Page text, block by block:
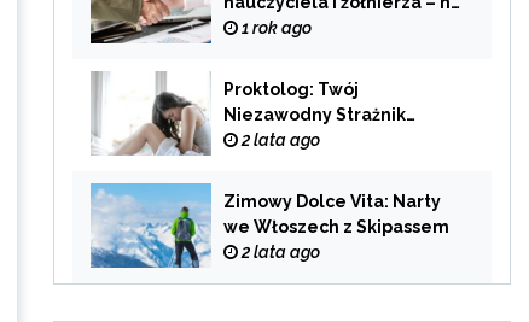
co zwrócić uwagę przy
1 rok ago
Proktolog: Twój
Niezawodny Strażnik
Zdrowia Układu
2 lata ago
Zimowy Dolce Vita: Narty
we Włoszech z Skipassem
2 lata ago